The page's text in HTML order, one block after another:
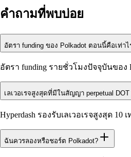
คำถามที่พบบ่อย
อัตรา funding ของ Polkadot ตอนนี้คือเท่าไ
อัตรา funding รายชั่วโมงปัจจุบันของ
เลเวอเรจสูงสุดที่มีในสัญญา perpetual DOT
Hyperdash รองรับเลเวอเรจสูงสุด 10
ฉันควรลองหรือชอร์ต Polkadot?